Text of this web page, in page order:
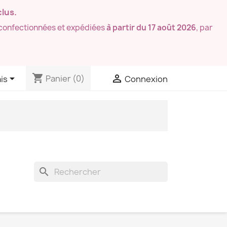
et expédiéesà partir du 17 août 2026, par
 shopping_cart Panier (0)  Connexion
search